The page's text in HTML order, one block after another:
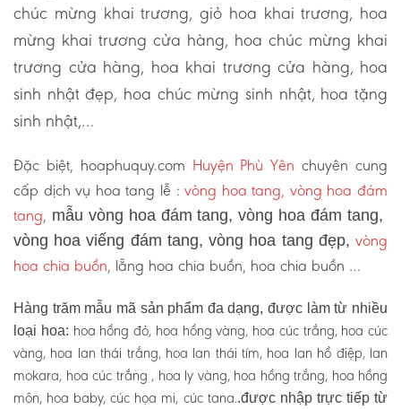
chúc mừng khai trương, giỏ hoa khai trương, hoa
mừng khai trương cửa hàng, hoa chúc mừng khai
trương cửa hàng, hoa khai trương cửa hàng, hoa
sinh nhật đẹp, hoa chúc mừng sinh nhật, hoa tặng
sinh nhật,…
Đặc biệt, hoaphuquy.com Huyện Phù Yên chuyên cung
cấp dịch vụ hoa tang lễ :vòng hoa tang, vòng hoa đám
tang, mẫu vòng hoa đám tang, vòng hoa đám tang,
vòng hoa viếng đám tang, vòng hoa tang đẹp, vòng
hoa chia buồn, lẵng hoa chia buồn, hoa chia buồn …
Hàng trăm mẫu mã sản phẩm đa dạng, được làm từ nhiều
loại hoa: hoa hồng đỏ, hoa hồng vàng, hoa cúc trắng, hoa cúc
vàng, hoa lan thái trắng, hoa lan thái tím, hoa lan hồ điệp, lan
mokara, hoa cúc trắng , hoa ly vàng, hoa hồng trắng, hoa hồng
môn, hoa baby, cúc họa mi, cúc tana..được nhập trực tiếp từ